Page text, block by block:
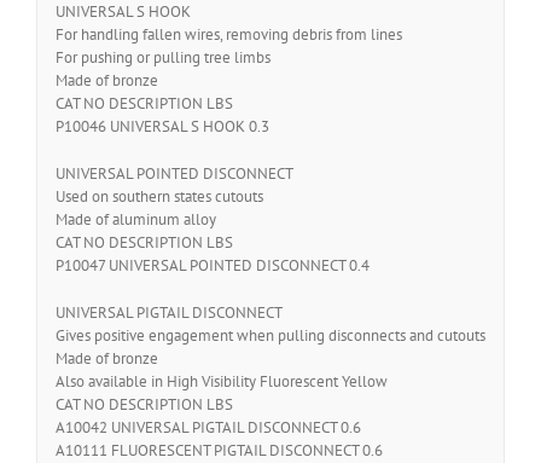
UNIVERSAL S HOOK
For handling fallen wires, removing debris from lines
For pushing or pulling tree limbs
Made of bronze
CAT NO DESCRIPTION LBS
P10046 UNIVERSAL S HOOK 0.3
UNIVERSAL POINTED DISCONNECT
Used on southern states cutouts
Made of aluminum alloy
CAT NO DESCRIPTION LBS
P10047 UNIVERSAL POINTED DISCONNECT 0.4
UNIVERSAL PIGTAIL DISCONNECT
Gives positive engagement when pulling disconnects and cutouts
Made of bronze
Also available in High Visibility Fluorescent Yellow
CAT NO DESCRIPTION LBS
A10042 UNIVERSAL PIGTAIL DISCONNECT 0.6
A10111 FLUORESCENT PIGTAIL DISCONNECT 0.6